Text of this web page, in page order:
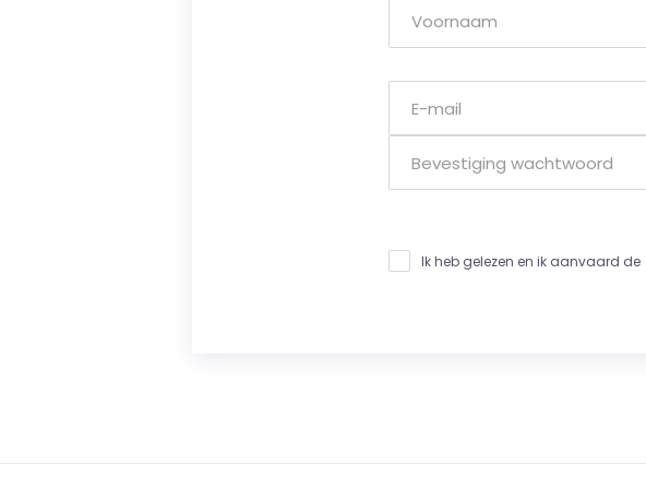
Ik heb gelezen en ik aanvaard de